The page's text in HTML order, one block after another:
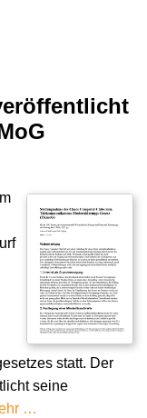
statt. Der
seine
…